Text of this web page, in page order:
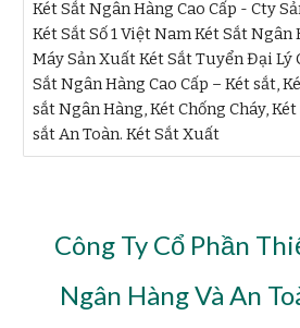
Két Sắt Ngân Hàng Cao Cấp - Cty
Két Sắt Số 1 Việt Nam Két Sắt Ngân
Máy Sản Xuất Két Sắt Tuyển Đại Lý
Sắt Ngân Hàng Cao Cấp – Két sắt,
sắt Ngân Hàng, Két Chống Cháy,
sắt An Toàn. Két Sắt Xuất
Công Ty Cổ Phần
Ngân Hàng Và An